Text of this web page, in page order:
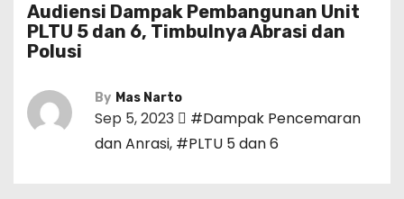
Audiensi Dampak Pembangunan Unit
PLTU 5 dan 6, Timbulnya Abrasi dan
Polusi
By Mas Narto
Sep 5, 2023
#Dampak Pencemaran
dan Anrasi, #PLTU 5 dan 6